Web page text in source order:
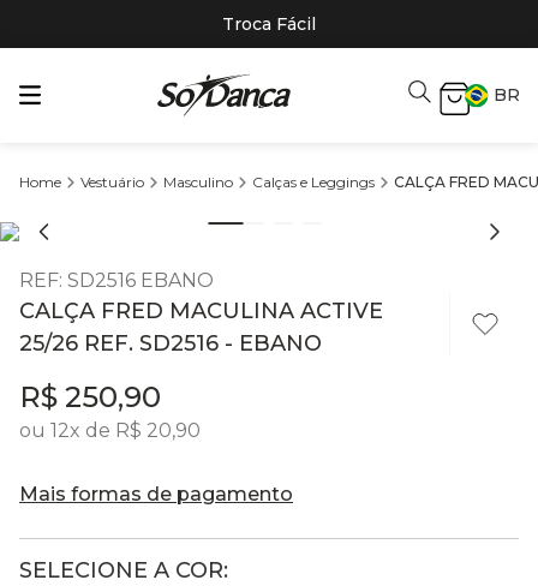
Troca Fácil
BR
Vestuário Masculino Calças e Leggings CALÇA FRED
REF: SD2516 EBANO
CALÇA FRED MACULINA ACTIVE
25/26 REF. SD2516 - EBANO
R$ 250,90
ou 12x de R$ 20,90
Mais formas de pagamento